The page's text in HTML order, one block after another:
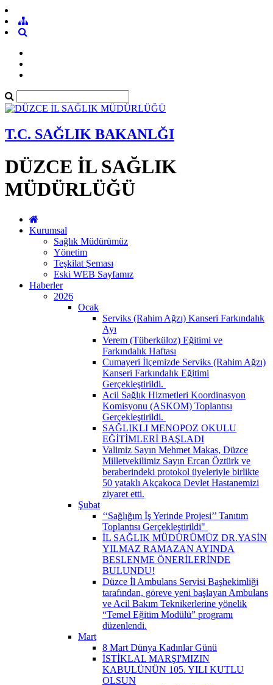
T.C. SAĞLIK BAKANLĞI
DÜZCE İL SAĞLIK
MÜDÜRLÜĞÜ
Kurumsal
Sağlık Müdürümüz
Yönetim
Teşkilat Şeması
Eski WEB Sayfamız
Haberler
2026
Ocak
Serviks (Rahim Ağzı) Kanseri Farkındalık
Ayı
Verem (Tüberküloz) Eğitimi ve
Farkındalık Haftası
Cumayeri İlçemizde Serviks (Rahim Ağzı)
Kanseri Farkındalık Eğitimi
Gerçekleştirildi. ​
Acil Sağlık Hizmetleri Koordinasyon
Komisyonu (ASKOM) Toplantısı
Gerçekleştirildi. ​
SAĞLIKLI MENOPOZ OKULU
EĞİTİMLERİ BAŞLADI
Valimiz Sayın Mehmet Makas, Düzce
Milletvekilimiz Sayın Ercan Öztürk ve
beraberindeki protokol üyeleriyle birlikte
50 yataklı Akçakoca Devlet Hastanemizi
ziyaret etti.
Şubat
‘‘Sağlığım İş Yerinde Projesi’’ Tanıtım
Toplantısı Gerçekleştirildi" ​
İL SAĞLIK MÜDÜRÜMÜZ DR.YASİN
YILMAZ RAMAZAN AYINDA
BESLENME ÖNERİLERİNDE
BULUNDU!
Düzce İl Ambulans Servisi Başhekimliği
tarafından, göreve yeni başlayan Ambulans
ve Acil Bakım Teknikerlerine yönelik
“Temel Eğitim Modülü” programı
düzenlendi.
Mart
8 Mart Dünya Kadınlar Günü
İSTİKLAL MARŞI'MIZIN
KABULÜNÜN 105. YILI KUTLU
OLSUN